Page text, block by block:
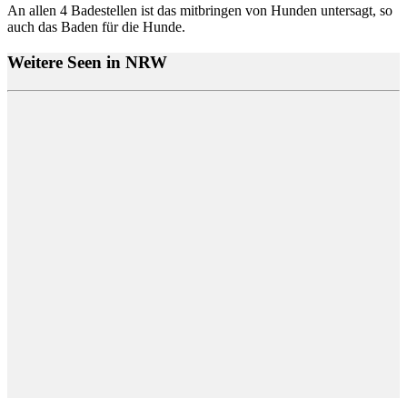
An allen 4 Badestellen ist das mitbringen von Hunden untersagt, so
auch das Baden für die Hunde.
Weitere Seen in NRW